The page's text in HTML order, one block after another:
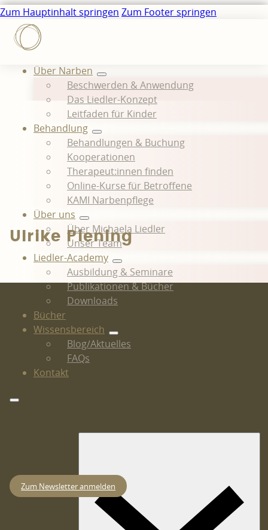
Zum Hauptinhalt springen Zum Footer springen
Über Narben
Beschwerden & Anwendung
Das Liedler-Konzept
Leitfaden für Kinder
Behandlung
Behandlungen & Buchung
Kooperationen
Therapeut:innen finden
Online-Kurse für Betroffene
KAMI Narbenpflege
Über uns
Über Michaela Liedler
Unser Team
Liedler-Academy
Ausbildung & Seminare
Publikationen & Bücher
Downloads
Bücher
Wissensbereich
Blog/Aktuelles
FAQs
Kontakt
Ulrike Piening
Zum Newsletter anmelden